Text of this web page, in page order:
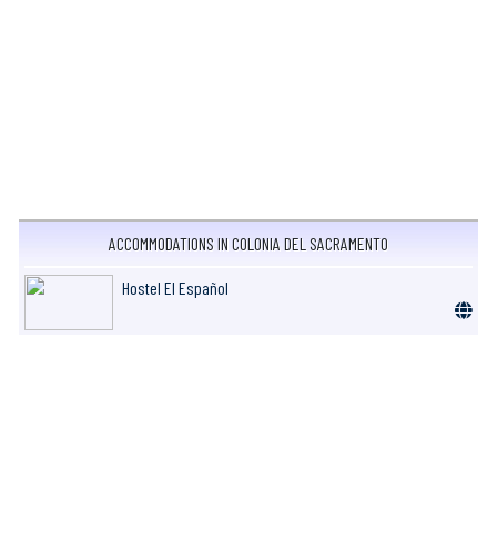
ACCOMMODATIONS IN COLONIA DEL SACRAMENTO
Hostel El Español